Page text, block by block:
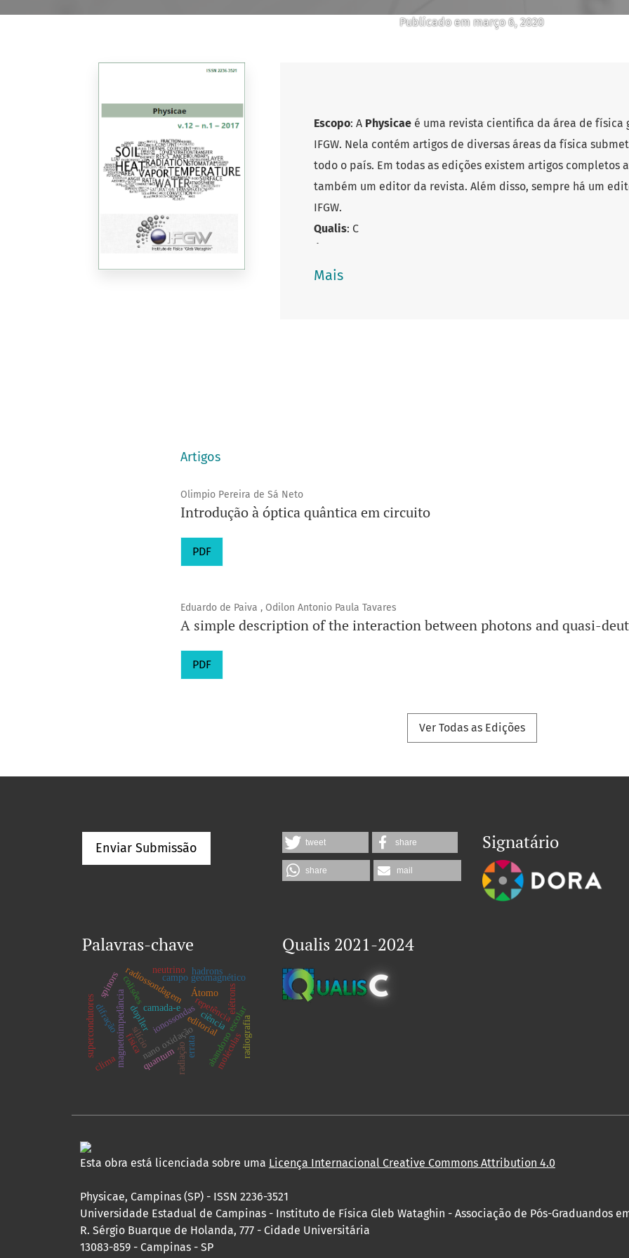
Publicado em março 6, 2020
Escopo: A Physicae é uma revista cientifica da área de física
IFGW. Nela contém artigos de diversas áreas da física
todo o país. Em todas as edições existem artigos completos
também um editor da revista. Além disso, sempre há um
IFGW.
Qualis: C
Ano de fundação
Mais
Artigos
Olimpio Pereira de Sá Neto
Introdução à óptica quântica em circuito
PDF
Eduardo de Paiva , Odilon Antonio Paula Tavares
A simple description of the interaction between photons and quasi-
PDF
Ver Todas as Edições
Enviar Submissão tweet share
share mail
Signatário
Palavras-chave
ionossondas
física
camada-e
dopller
radiossondagem
editorial
silícionano oxidação
magnetoimpedância errata
radiação
quantum
Átomo
campo geomagnético
repetência
abandono escolar
colisões elétrons
difração
hadrons
spinors
moléculas
neutrino
supercondutores ciência
clima
radiografia
Qualis 2021-2024
Esta obra está licenciada sobre uma Licença Internacional Creative Commons Attribution 4.0
Physicae, Campinas (SP) - ISSN 2236-3521
Universidade Estadual de Campinas - Instituto de Física Gleb Wataghin - Associação de Pós-Graduandos
R. Sérgio Buarque de Holanda, 777 - Cidade Universitária
13083-859 - Campinas - SP